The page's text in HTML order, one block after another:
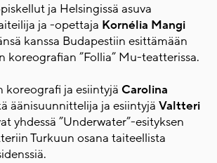
ja Helsingissä asuva
ja -opettaja Kornélia Mangi
kanssa Budapestiin esittämään
koreografian ”Follia” Mu-teatterissa.
koreografi ja esiintyjä Carolina
äänisuunnittelija ja esiintyjä Valtteri
yhdessä ”Underwater”-esityksen
Turkuun osana taiteellista